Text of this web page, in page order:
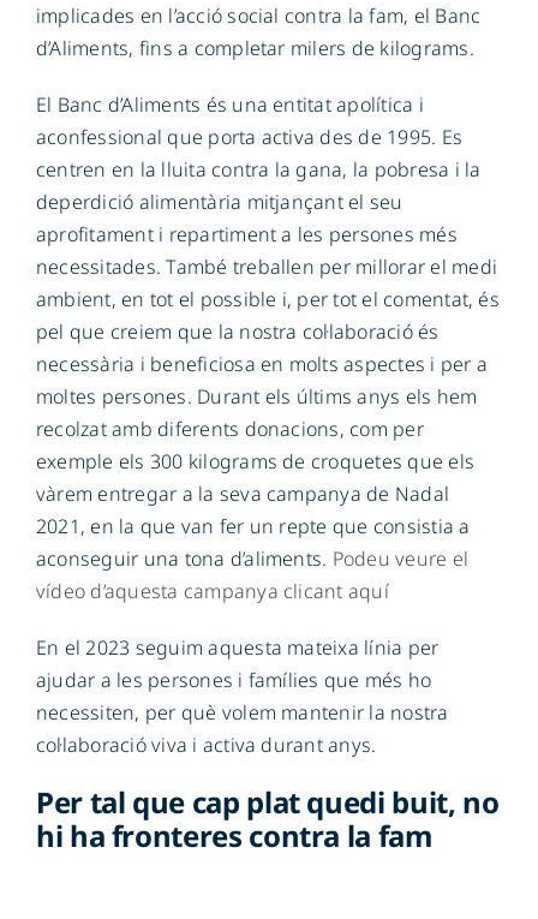
implicades en l’acció social contra la fam, el Banc
d’Aliments, fins a completar milers de kilograms.
El Banc d’Aliments és una entitat apolítica i
aconfessional que porta activa des de 1995. Es
centren en la lluita contra la gana, la pobresa i la
deperdició alimentària mitjançant el seu
aprofitament i repartiment a les persones més
necessitades. També treballen per millorar el medi
ambient, en tot el possible i, per tot el comentat, és
pel que creiem que la nostra col·laboració és
necessària i beneficiosa en molts aspectes i per a
moltes persones. Durant els últims anys els hem
recolzat amb diferents donacions, com per
exemple els 300 kilograms de croquetes que els
vàrem entregar a la seva campanya de Nadal
2021, en la que van fer un repte que consistia a
aconseguir una tona d’aliments. Podeu veure el
vídeo d’aquesta campanya clicant aquí
En el 2023 seguim aquesta mateixa línia per
ajudar a les persones i famílies que més ho
necessiten, per què volem mantenir la nostra
col·laboració viva i activa durant anys.
Per tal que cap plat quedi buit, no
hi ha fronteres contra la fam